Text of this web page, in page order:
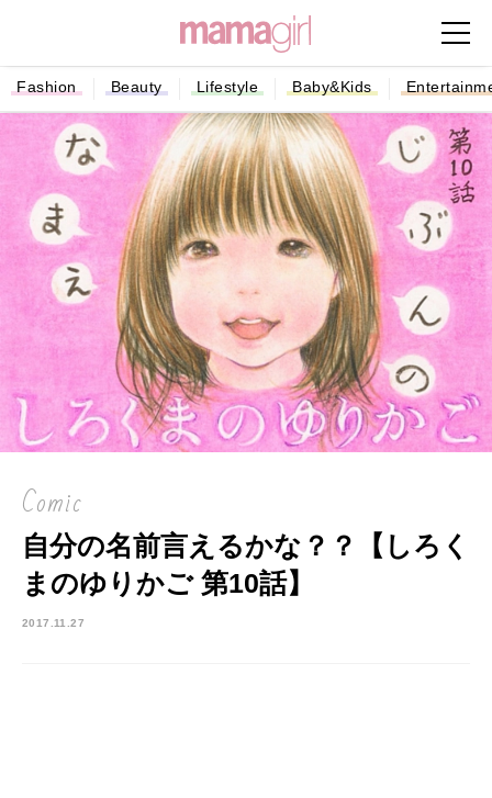
Fashion Beauty Lifestyle Baby&Kids
Comic
自分の名前言えるかな？？【しろく
まのゆりかご 第10話】
2017.11.27